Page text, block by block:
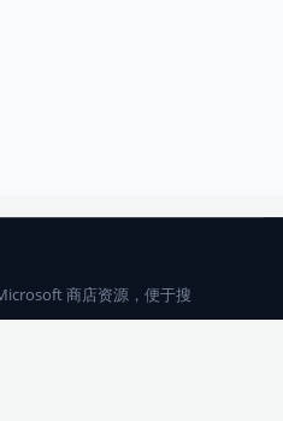
商店资源，便于搜